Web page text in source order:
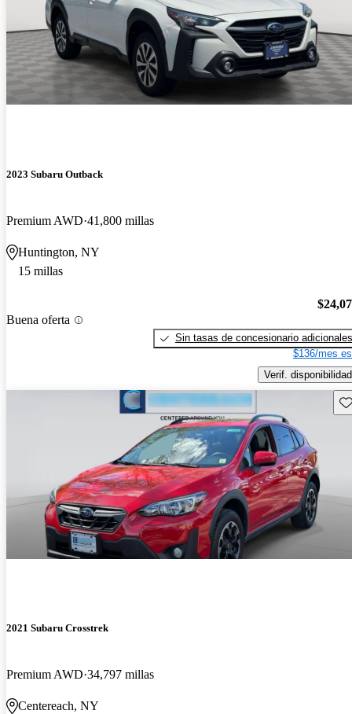
2023 Subaru Outback
Premium AWD 41,800 millas
Huntington, NY
15 millas
Buena oferta
Sin tasas de concesionario adicionales
$136/mes
Verif. disponibilidad
2021 Subaru Crosstrek
Premium AWD 34,797 millas
Centereach, NY